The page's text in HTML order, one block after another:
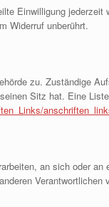
Einwilligung jederzeit
Widerruf unberührt.
zu. Zuständige
Sitz hat. Eine
an sich oder an
Verantwortlichen